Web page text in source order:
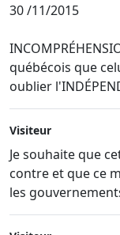
30 /11/2015
québécois que
oublier
Visiteur
Je souhaite que
contre et que ce
les